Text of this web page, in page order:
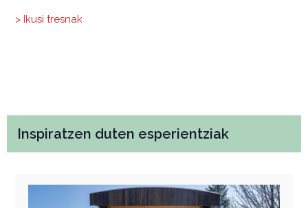
> Ikusi tresnak
Inspiratzen duten esperientziak